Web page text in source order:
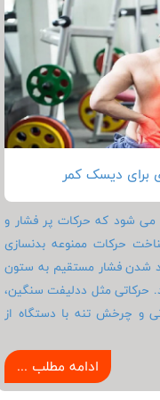
افزایش عضله بدون چربی و
هوشمندانه مواد غذایی
پوشی است.
برای دیسک کمر
می شود که حرکات پر فشار و
حرکات ممنوعه بدنسازی
شدن فشار مستقیم به ستون
مثل ددلیفت سنگین،
و چرخش تنه با دستگاه از
چند برابر می کنند. انجام
بی حسی پا و تشدید بیرون
با سیم‌ کش گزینه‌ ای
ادامه مطلب ...